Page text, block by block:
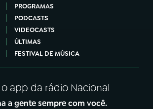
PROGRAMAS
PODCASTS
VIDEOCASTS
ÚLTIMAS
FESTIVAL DE MÚSICA
o app da rádio Nacional
a gente sempre com você.